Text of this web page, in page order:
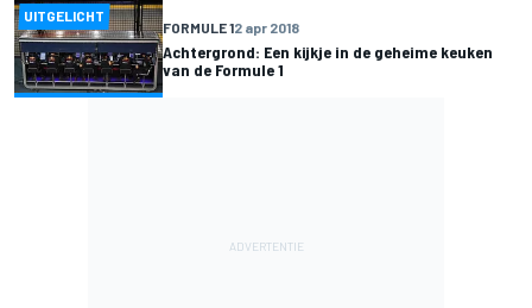
UITGELICHT
FORMULE 12 apr 2018
Achtergrond: Een kijkje in de geheime keuken
van de Formule 1